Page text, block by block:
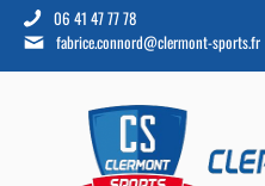
06 41 47 77 78
fabrice.connord@clermont-sports.fr